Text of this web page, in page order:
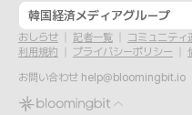
韓国経済メディアグループ
おしらせ 記者一覧
コミュニティ
利用規約
プライバシーポリシー
お問い合わせ help@bloomingbit.io